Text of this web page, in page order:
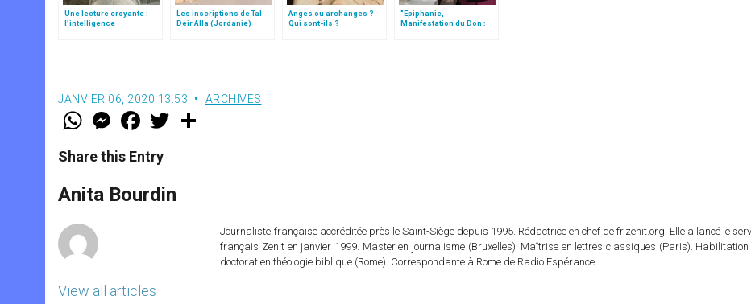
Une lecture croyante :
l’intelligence
Les inscriptions de Tal
Deir Alla (Jordanie)
Anges ou archanges ?
Qui sont-ils ?
"Epiphanie,
Manifestation du Don :
JANVIER 06, 2020 13:53 ARCHIVES
W
t
s
p
p
M
e
s
e
g
e
F
a
e
b
o
k
w
r
Share this Entry
Anita Bourdin
View all articles
Journaliste française accréditée près le Saint-Siège depuis 1995. Rédactrice en chef de fr.zenit.org. Elle a lancé le
français Zenit en janvier 1999. Master en journalisme (Bruxelles). Maîtrise en lettres classiques (Paris). Habilitation
doctorat en théologie biblique (Rome). Correspondante à Rome de Radio Espérance.